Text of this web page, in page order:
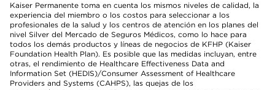
Kaiser Permanente toma en cuenta los mismos niveles de calidad, la
experiencia del miembro o los costos para seleccionar a los
profesionales de la salud y los centros de atención en los planes del
nivel Silver del Mercado de Seguros Médicos, como lo hace para
todos los demás productos y líneas de negocios de KFHP (Kaiser
Foundation Health Plan). Es posible que las medidas incluyan, entre
otras, el rendimiento de Healthcare Effectiveness Data and
Information Set (HEDIS)/Consumer Assessment of Healthcare
Providers and Systems (CAHPS), las quejas de los